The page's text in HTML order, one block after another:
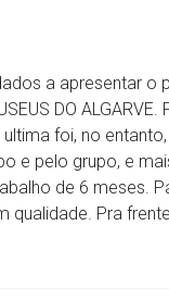
a apresentar o
DO ALGARVE.
foi, no
e pelo grupo, e
de 6 meses.
Pra